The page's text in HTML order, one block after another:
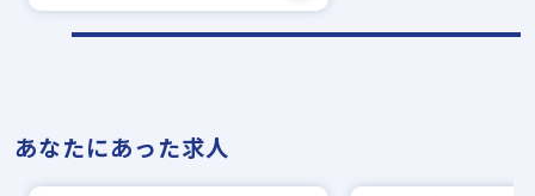
あなたにあった求人